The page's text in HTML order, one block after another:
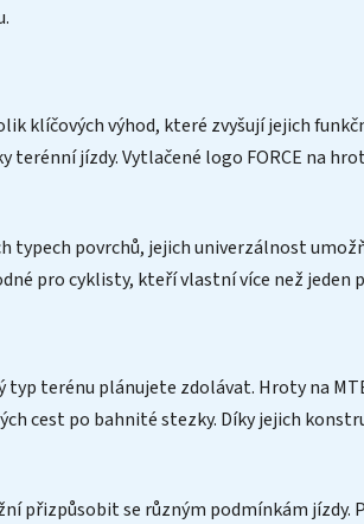
klíčových výhod, které zvyšují jejich
jízdy. Vytlačené logo FORCE na
povrchů, jejich univerzálnost
pro cyklisty, kteří vlastní více než
terénu plánujete zdolávat. Hroty na
cest po bahnité stezky. Díky jejich
přizpůsobit se různým podmínkám jízdy.